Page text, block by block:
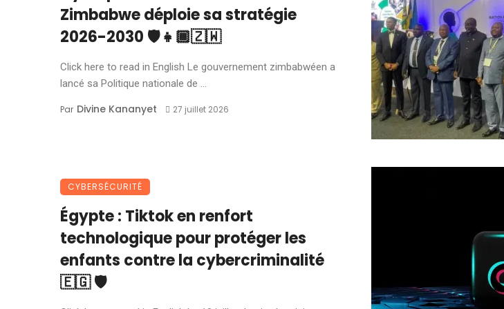
Zimbabwe déploie sa stratégie
2026-2030 🛡️👧🏾🇿🇼
Click here to read in English Le gouvernement zimbabwéen a
lancé sa Politique nationale de ...
Par Divine Kananyet 27 juillet 2026
CYBERSÉCURITÉ
Égypte : Tiktok en renfort
technologique pour protéger les
enfants contre la cybercriminalité
🇪🇬 🛡️